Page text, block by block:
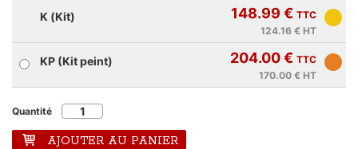
K (Kit) 148.99 € TTC
124.16 € HT
KP (Kit peint) 204.00 € TTC
170.00 € HT
Quantité
AJOUTER AU PANIER